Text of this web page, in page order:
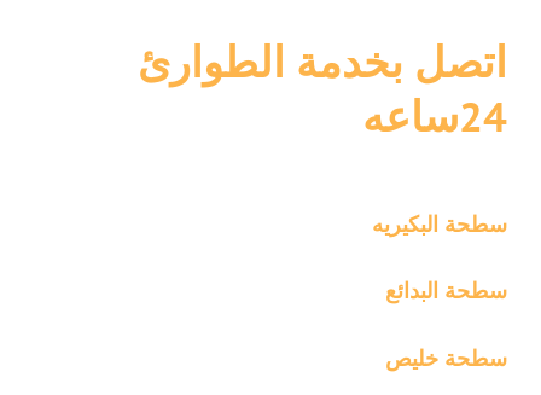
اتصل بخدمة الطوارئ
24ساعه
سطحة البكيريه
سطحة البدائع
سطحة خليص